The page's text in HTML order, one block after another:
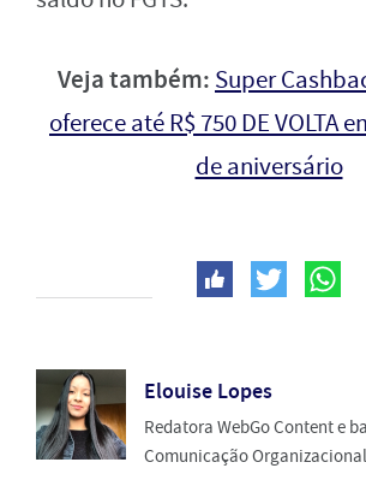
Veja também: Super
oferece até R$ 750 DE VOLTA
de aniversário
Elouise Lopes
Redatora WebGo Content e
Comunicação Organizacional